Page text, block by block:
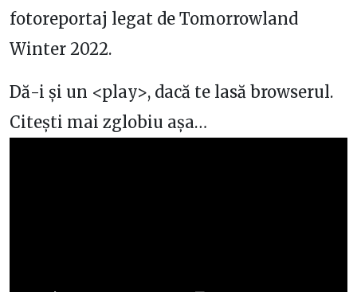
fotoreportaj legat de Tomorrowland
Winter 2022.
Dă-i și un <play>, dacă te lasă browserul.
Citești mai zglobiu așa…